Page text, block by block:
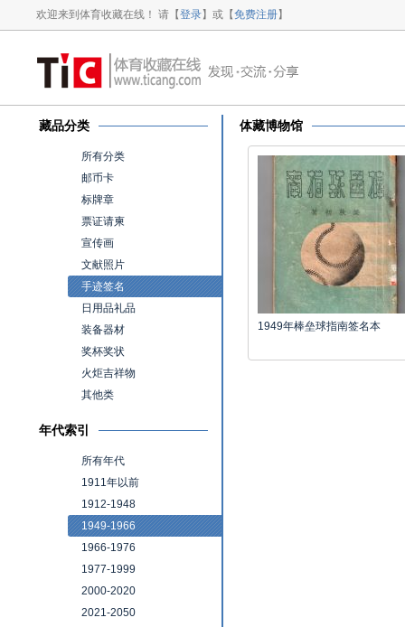
欢迎来到体育收藏在线！ 请【登录】或【免费注册】
藏品分类
所有分类
邮币卡
标牌章
票证请柬
宣传画
文献照片
手迹签名
日用品礼品
装备器材
奖杯奖状
火炬吉祥物
其他类
年代索引
所有年代
1911年以前
1912-1948
1949-1966
1966-1976
1977-1999
2000-2020
2021-2050
体藏博物馆
1949年棒垒球指南签名本